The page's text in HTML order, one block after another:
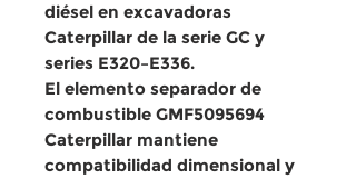
diésel en excavadoras
Caterpillar de la serie GC y
series E320–E336.
El elemento separador de
combustible GMF5095694
Caterpillar mantiene
compatibilidad dimensional y